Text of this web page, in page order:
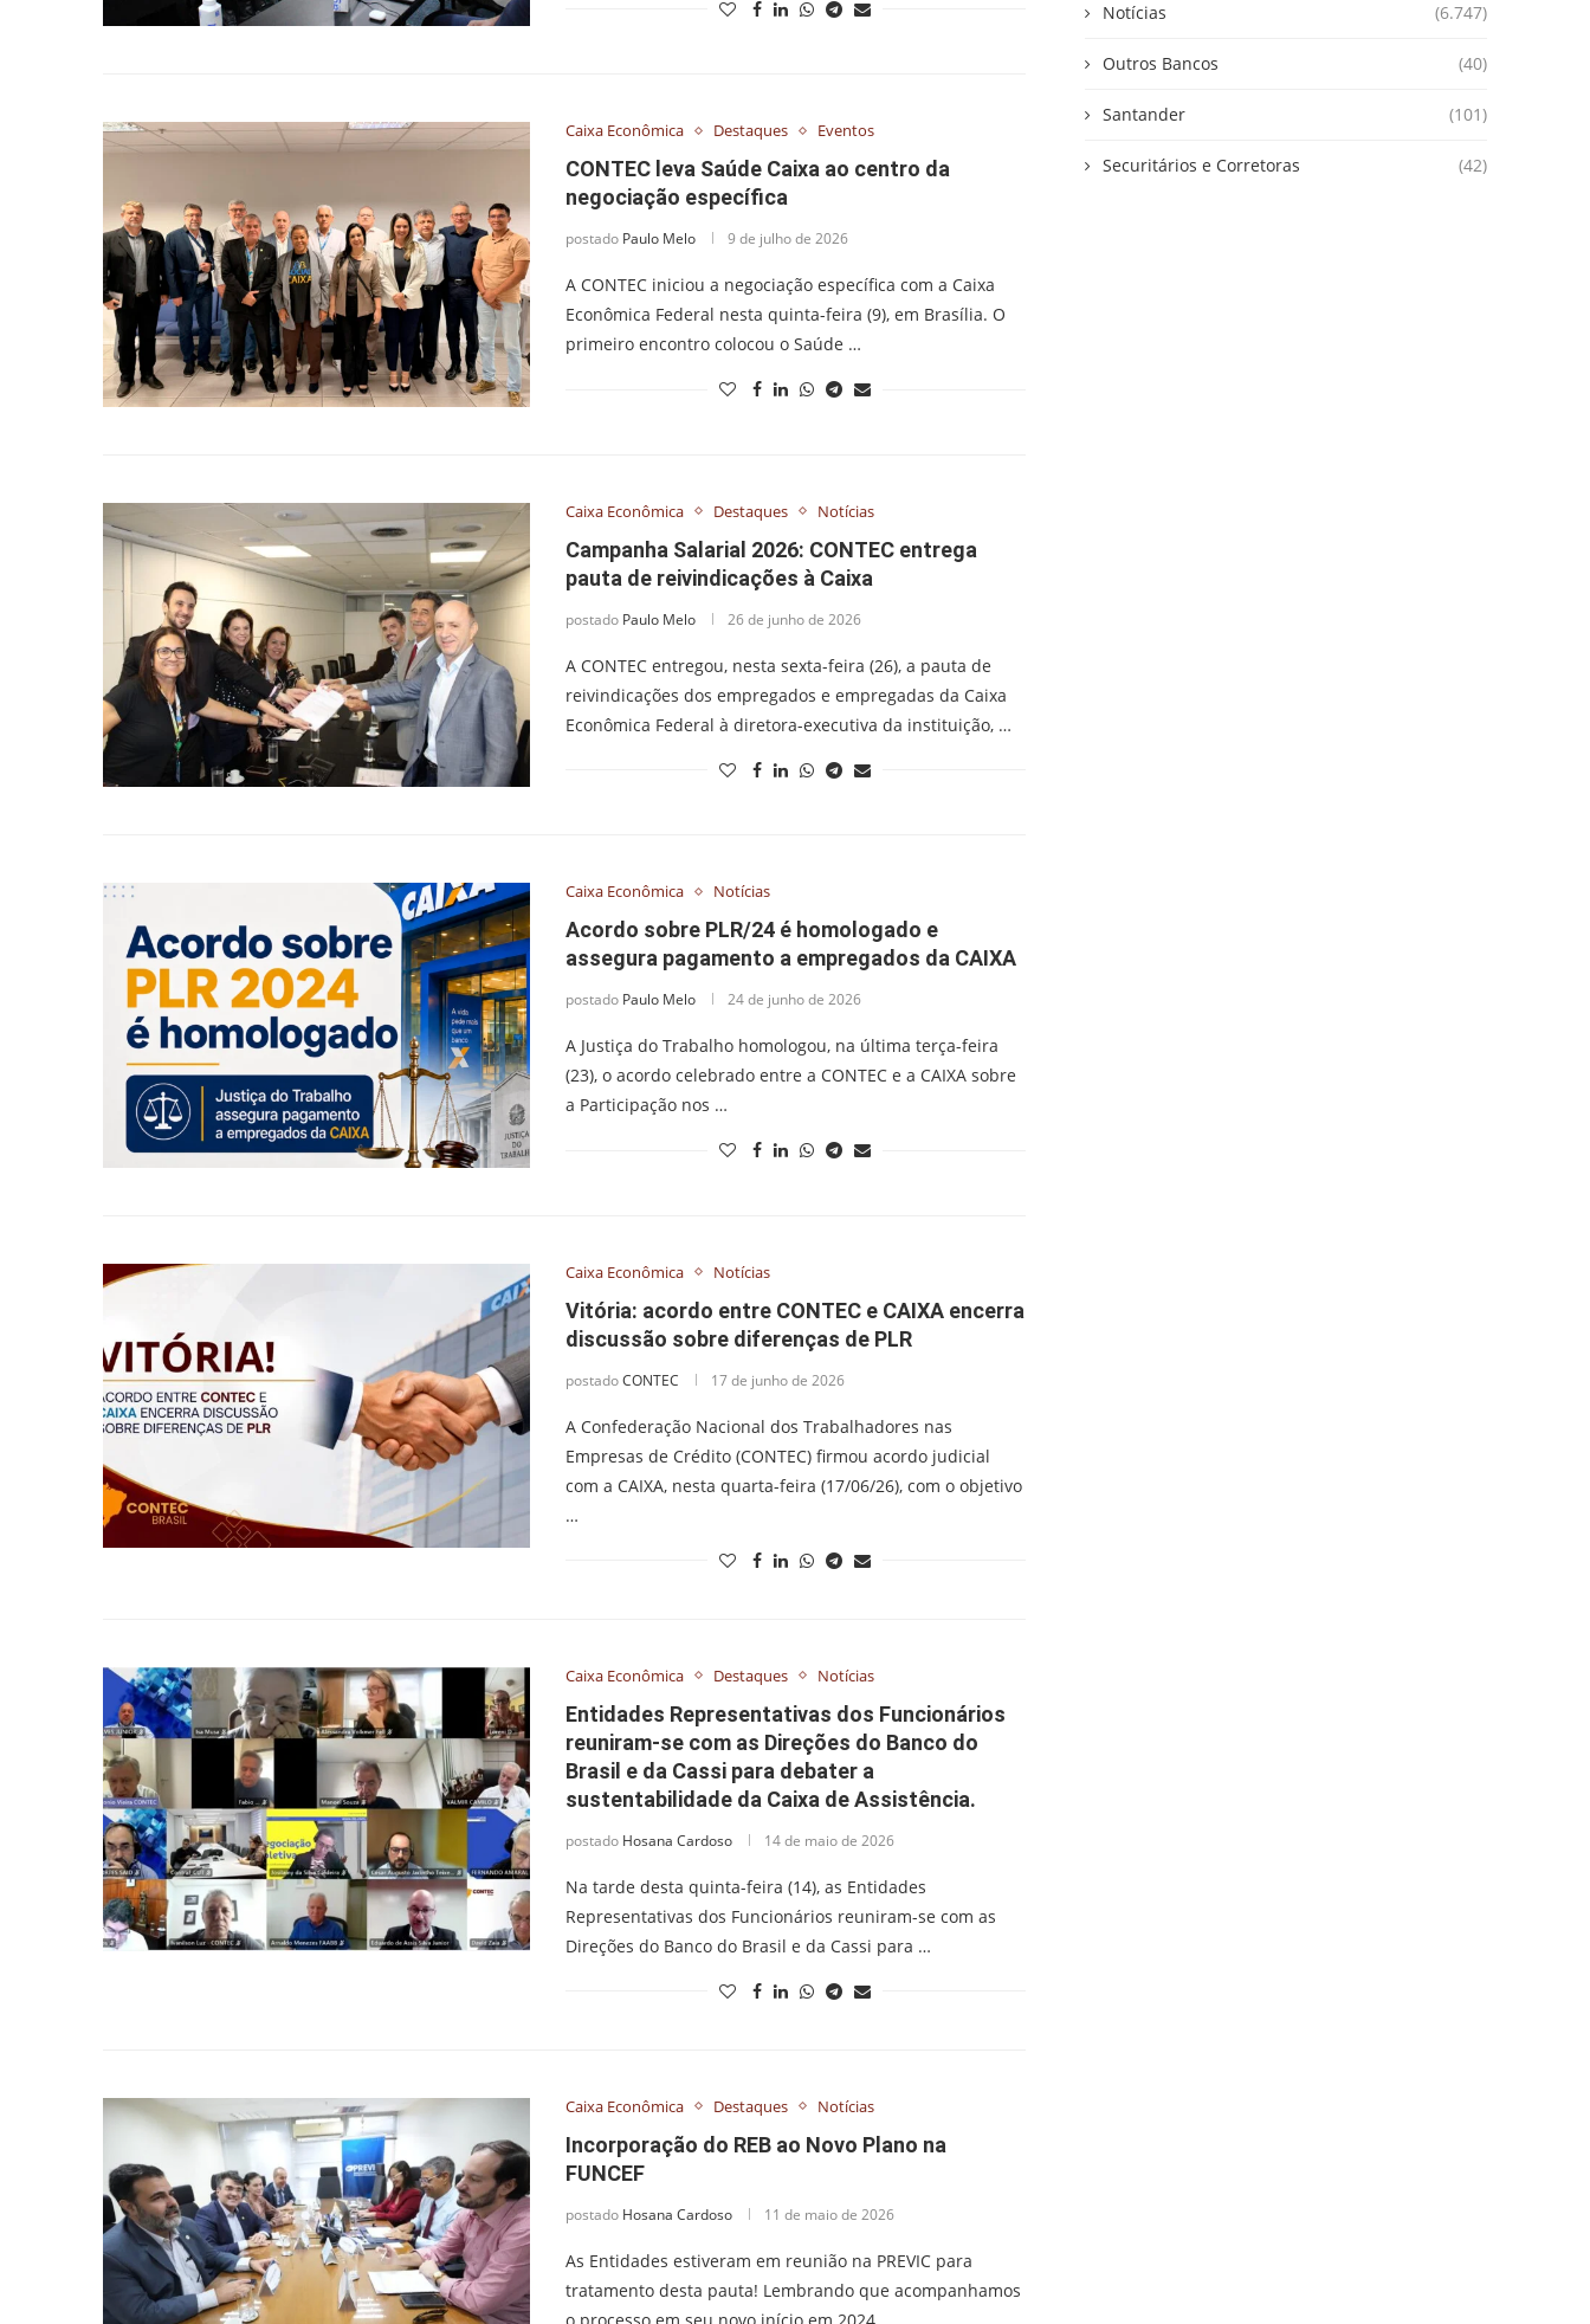
Caixa Econômica Destaques Eventos
CONTEC leva Saúde Caixa ao centro da
negociação específica
postado Paulo Melo 9 de julho de 2026
A CONTEC iniciou a negociação específica com a Caixa
Econômica Federal nesta quinta-feira (9), em Brasília. O
primeiro encontro colocou o Saúde …
Caixa Econômica Destaques Notícias
Campanha Salarial 2026: CONTEC entrega
pauta de reivindicações à Caixa
postado Paulo Melo 26 de junho de 2026
A CONTEC entregou, nesta sexta-feira (26), a pauta de
reivindicações dos empregados e empregadas da Caixa
Econômica Federal à diretora-executiva da instituição, …
Caixa Econômica Notícias
Acordo sobre PLR/24 é homologado e
assegura pagamento a empregados da CAIXA
postado Paulo Melo 24 de junho de 2026
A Justiça do Trabalho homologou, na última terça-feira
(23), o acordo celebrado entre a CONTEC e a CAIXA sobre
a Participação nos …
Caixa Econômica Notícias
Vitória: acordo entre CONTEC e CAIXA encerra
discussão sobre diferenças de PLR
postadoCONTEC 17 de junho de 2026
A Confederação Nacional dos Trabalhadores nas
Empresas de Crédito (CONTEC) firmou acordo judicial
com a CAIXA, nesta quarta-feira (17/06/26), com o objetivo
…
Caixa Econômica Destaques Notícias
Entidades Representativas dos Funcionários
reuniram-se com as Direções do Banco do
Brasil e da Cassi para debater a
sustentabilidade da Caixa de Assistência.
postado Hosana Cardoso 14 de maio de 2026
Na tarde desta quinta-feira (14), as Entidades
Representativas dos Funcionários reuniram-se com as
Direções do Banco do Brasil e da Cassi para …
Caixa Econômica Destaques Notícias
Incorporação do REB ao Novo Plano na
FUNCEF
postado Hosana Cardoso 11 de maio de 2026
As Entidades estiveram em reunião na PREVIC para
tratamento desta pauta! Lembrando que acompanhamos
Notícias (6.747)
Outros Bancos (40)
Santander (101)
Securitários e Corretoras (42)